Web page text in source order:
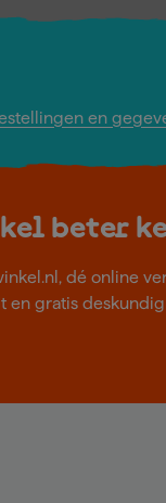
en
beter
dé online
gratis